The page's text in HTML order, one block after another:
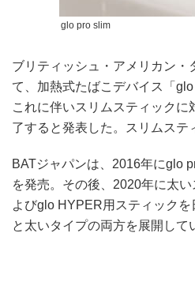
glo pro slim
ブリティッシュ・アメリカン・
て、加熱式たばこデバイス「
これに伴いスリムスティック
了すると発表した。スリムステ
BATジャパンは、2016年にglo
を発売。その後、2020年に太
よびglo HYPER用スティック
と太いタイプの両方を展開して